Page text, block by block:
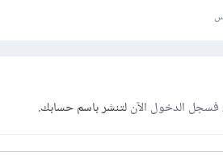
فسجل الدخول الآنلتنشر باسم حسابك.